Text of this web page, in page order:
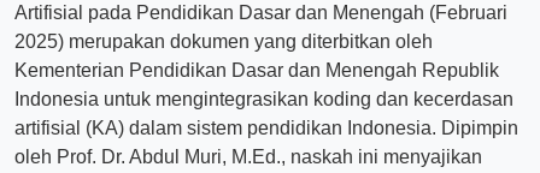
Artifisial pada Pendidikan Dasar dan Menengah (Februari
2025) merupakan dokumen yang diterbitkan oleh
Kementerian Pendidikan Dasar dan Menengah Republik
Indonesia untuk mengintegrasikan koding dan kecerdasan
artifisial (KA) dalam sistem pendidikan Indonesia. Dipimpin
oleh Prof. Dr. Abdul Muri, M.Ed., naskah ini menyajikan